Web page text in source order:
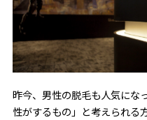
昨今、男性の脱毛も人気にな
性がするもの」と考えられる